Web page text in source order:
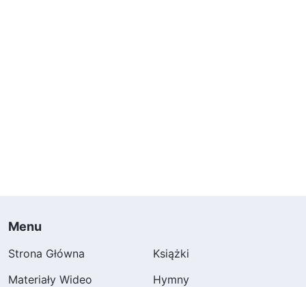
Menu
Strona Główna
Książki
Materiały Wideo
Hymny